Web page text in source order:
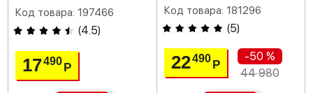
Код товара: 197466
(4.5)
17490Р
Код товара: 181296
(5)
22490 Р
-50 %
44 980